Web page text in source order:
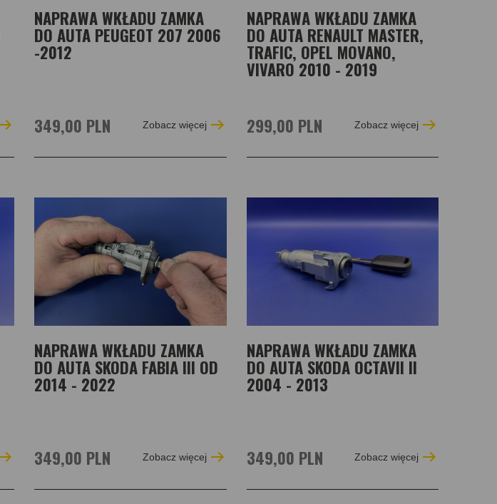
NAPRAWA WKŁADU ZAMKA
DO AUTA PEUGEOT 207 2006
-2012
349,00 PLN Zobacz więcej
NAPRAWA WKŁADU ZAMKA
DO AUTA RENAULT MASTER,
TRAFIC, OPEL MOVANO,
VIVARO 2010 - 2019
299,00 PLN Zobacz więcej
NAPRAWA WKŁADU ZAMKA
DO AUTA SKODA FABIA III OD
2014 - 2022
349,00 PLN Zobacz więcej
NAPRAWA WKŁADU ZAMKA
DO AUTA SKODA OCTAVII II
2004 - 2013
349,00 PLN Zobacz więcej